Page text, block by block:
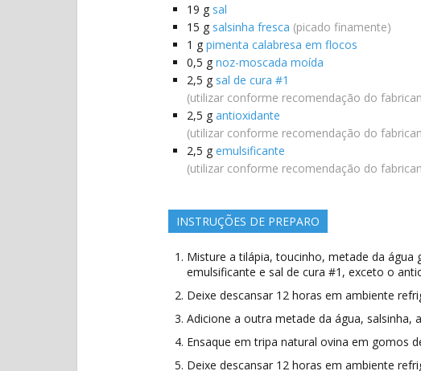
19 g sal
15 g salsinha fresca (picado finamente)
1 g pimenta calabresa em flocos
0,5 g noz-moscada moída
2,5 g sal de cura #1
(utilizar conforme recomendação do
2,5 g antioxidante
(utilizar conforme recomendação do
2,5 g emulsificante
(utilizar conforme recomendação do
INSTRUÇÕES DE PREPARO
Misture a tilápia, toucinho, metade da água
emulsificante e sal de cura #1, exceto o
Deixe descansar 12 horas em ambiente
Adicione a outra metade da água, salsinha,
Ensaque em tripa natural ovina em gomos
Deixe descansar 12 horas em ambiente